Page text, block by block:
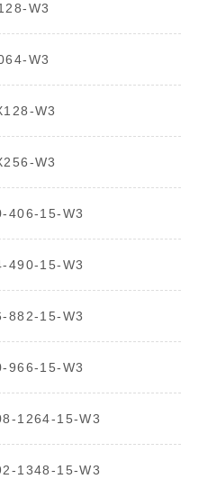
W3
W3
W3
W3
406-15-W3
490-15-W3
882-15-W3
966-15-W3
1264-15-W3
1348-15-W3